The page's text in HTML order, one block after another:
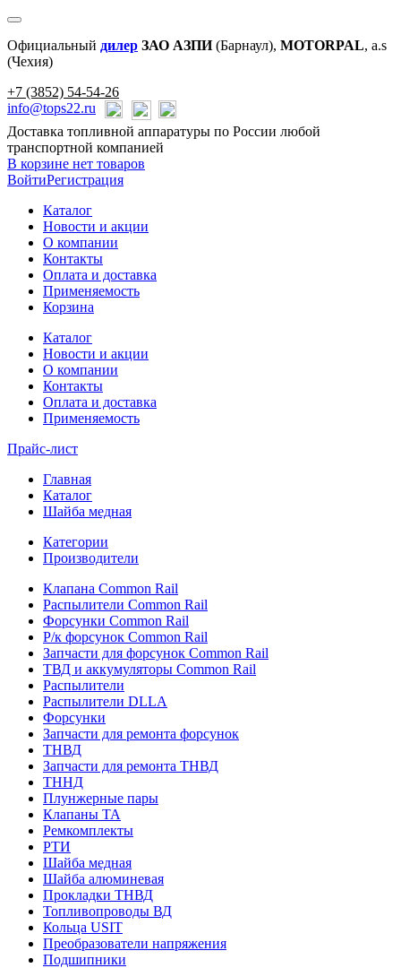
Официальный дилер ЗАО АЗПИ(Барнаул), MOTORPAL, a.s
(Чехия)
+7 (3852) 54-54-26
info@tops22.ru
Доставка топливной аппаратуры по России любой
транспортной компанией
В корзине нет товаров
ВойтиРегистрация
Каталог
Новости и акции
О компании
Контакты
Оплата и доставка
Применяемость
Корзина
Каталог
Новости и акции
О компании
Контакты
Оплата и доставка
Применяемость
Прайс-лист
Главная
Каталог
Шайба медная
Категории
Производители
Клапана Common Rail
Распылители Common Rail
Форсунки Common Rail
Р/к форсунок Common Rail
Запчасти для форсунок Common Rail
ТВД и аккумуляторы Common Rail
Распылители
Распылители DLLA
Форсунки
Запчасти для ремонта форсунок
ТНВД
Запчасти для ремонта ТНВД
ТННД
Плунжерные пары
Клапаны ТА
Ремкомплекты
РТИ
Шайба медная
Шайба алюминевая
Прокладки ТНВД
Топливопроводы ВД
Кольца USIT
Преобразователи напряжения
Подшипники